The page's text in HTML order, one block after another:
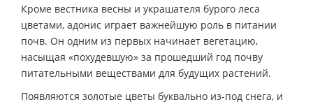
Кроме вестника весны и украшателя бурого леса
цветами, адонис играет важнейшую роль в питании
почв. Он одним из первых начинает вегетацию,
насыщая «похудевшую» за прошедший год почву
питательными веществами для будущих растений.
Появляются золотые цветы буквально из-под снега, и